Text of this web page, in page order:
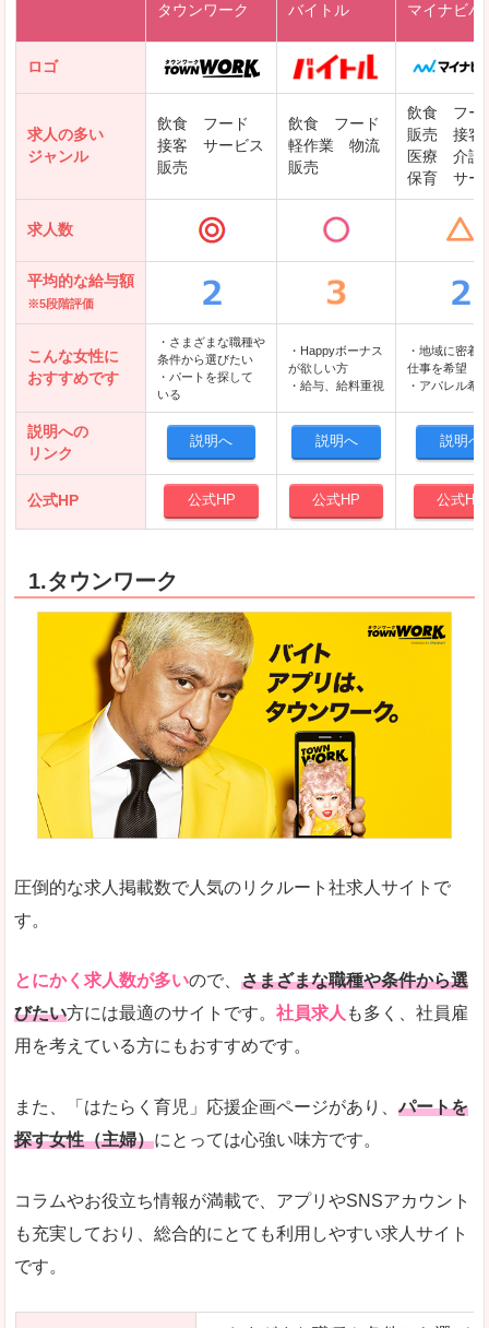
DODAエンジニア IT
クリーデンス
テンプスタッフ
アパレル転職なび
タウンワーク バイトル マイナビバ
ロゴ
求人の多い
ジャンル
飲食 フード
接客 サービス
販売
飲食 フード
軽作業 物流
販売
飲食 フー
販売 接客
医療 介護
保育 サー
求人数
平均的な給与額
※5段階評価
こんな女性に
おすすめです
・さまざまな職種や
条件から選びたい
・パートを探して
いる
・Happyボーナス
が欲しい方
・給与、給料重視
・地域に密着
仕事を希望
・アパレル希
説明への
リンク
説明へ 説明へ 説明へ
公式HP 公式HP 公式HP 公式HP
1.タウンワーク
圧倒的な求人掲載数で人気のリクルート社求人サイトで
す。
とにかく求人数が多いので、 さまざまな職種や条件から選
びたい方には最適のサイトです。 社員求人 も多く、社員雇
用を考えている方にもおすすめです。
また、「はたらく育児」応援企画ページがあり、パートを
探す女性（主婦）にとっては心強い味方です。
コラムやお役立ち情報が満載で、アプリやSNSアカウント
も充実しており、総合的にとても利用しやすい求人サイト
です。